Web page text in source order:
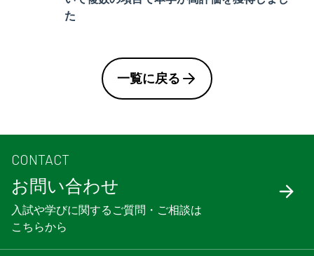
た
一覧に戻る
CONTACT
お問い合わせ
入試や学びに関するご質問・ご相談は
こちらから